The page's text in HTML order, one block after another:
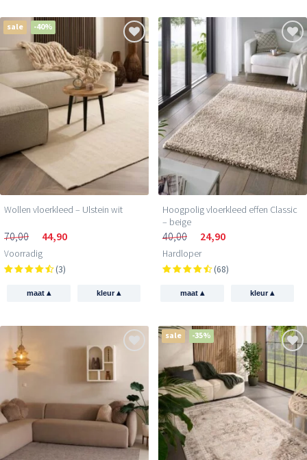
sale -40%
Wollen vloerkleed – Ulstein wit
70,00 44,90
Voorradig
(3)
maat ▴ kleur▴
Hoogpolig vloerkleed effen Classic
– beige
40,00 24,90
Hardloper
(68)
maat ▴ kleur▴
sale -35%